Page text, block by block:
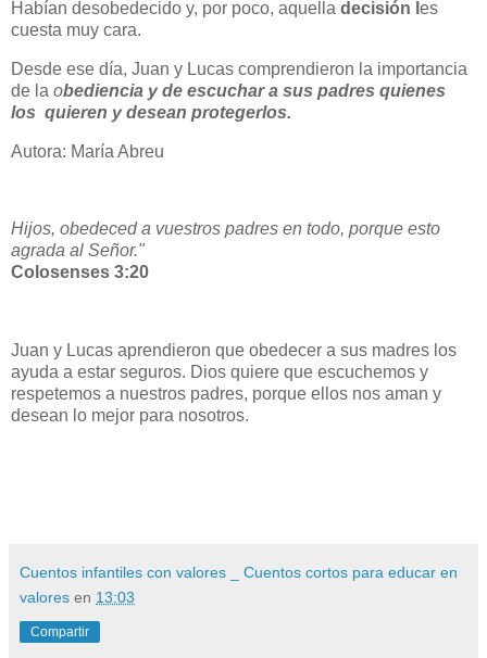
Habían desobedecido y, por poco, aquella decisión l es
cuesta muy cara.
Desde ese día, Juan y Lucas comprendieron la importancia
de la obediencia y de escuchar a sus padres quienes
los quieren y desean protegerlos.
Autora: María Abreu
Hijos, obedeced a vuestros padres en todo, porque esto
agrada al Señor."
Colosenses 3:20
Juan y Lucas aprendieron que obedecer a sus madres los
ayuda a estar seguros. Dios quiere que escuchemos y
respetemos a nuestros padres, porque ellos nos aman y
desean lo mejor para nosotros.
Cuentos infantiles con valores _ Cuentos cortos para educar en
valores en 13:03
Compartir